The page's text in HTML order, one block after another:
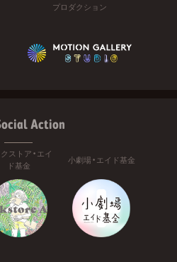
プロダクション
Action
ストア・エイ
ド基金
小劇場・エイド基金